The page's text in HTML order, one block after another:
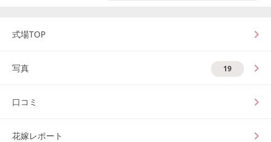
式場TOP
写真 19
口コミ
花嫁レポート